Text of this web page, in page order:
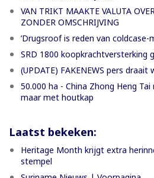
VAN TRIKT MAAKTE VALUTA
ZONDER OMSCHRIJVING
’Drugsroof is reden van coldcase-
SRD 1800 koopkrachtversterking
(UPDATE) FAKENEWS pers
50.000 ha - China Zhong Heng
maar met houtkap
Laatst bekeken:
Heritage Month krijgt extra
stempel